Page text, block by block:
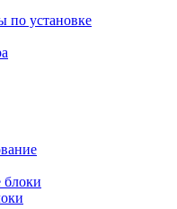
по установке
блоки